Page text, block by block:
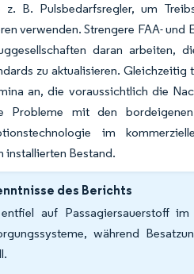
z. B. Pulsbedarfsregler, um
verwenden. Strengere FAA-
daran arbeiten,
zu aktualisieren.
an, die voraussichtlich die
Probleme mit den
im
installierten Bestand.
des Berichts
auf Passagiersauerstoff
während